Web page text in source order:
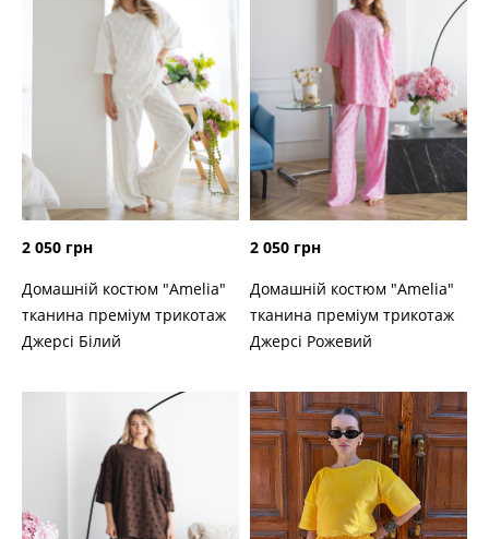
2 050 грн
Домашній костюм "Amelia"
тканина преміум трикотаж
Джерсі Білий
2 050 грн
Домашній костюм "Amelia"
тканина преміум трикотаж
Джерсі Рожевий